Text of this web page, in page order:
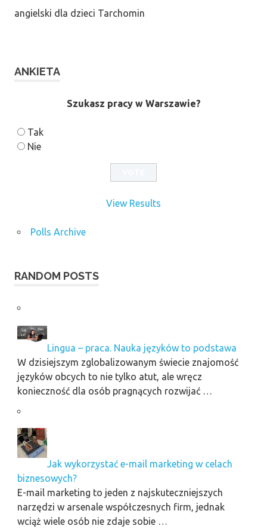
angielski dla dzieci Tarchomin
ANKIETA
Szukasz pracy w Warszawie?
Tak
Nie
View Results
Polls Archive
RANDOM POSTS
Lingua – praca. Nauka języków to podstawa
W dzisiejszym zglobalizowanym świecie znajomość
języków obcych to nie tylko atut, ale wręcz
konieczność dla osób pragnących rozwijać …
Jak wykorzystać e-mail marketing w celach
biznesowych?
E-mail marketing to jeden z najskuteczniejszych
narzędzi w arsenale współczesnych firm, jednak
wciąż wiele osób nie zdaje sobie …